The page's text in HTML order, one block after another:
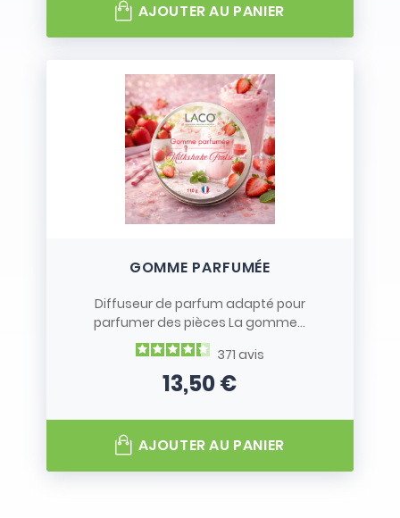
AJOUTER AU PANIER
GOMME PARFUMÉE
Diffuseur de parfum adapté pour
parfumer des pièces La gomme...
371 avis
Prix
13,50 €
AJOUTER AU PANIER